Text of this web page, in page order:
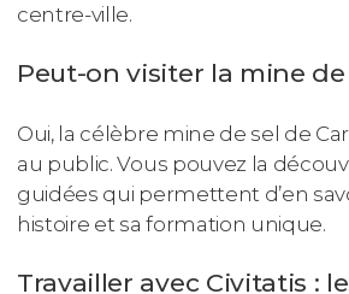
centre-ville.
Peut-on visiter la mine de
Oui, la célèbre mine de sel de
au public. Vous pouvez la
guidées qui permettent d’en
histoire et sa formation unique.
Travailler avec Civitatis :